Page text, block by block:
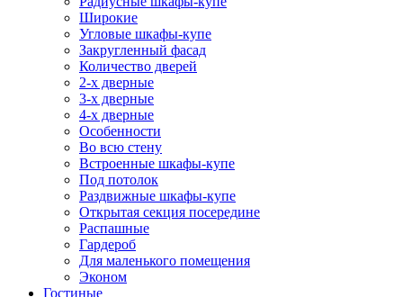
Широкие
Угловые шкафы-купе
Закругленный фасад
Количество дверей
2-х дверные
3-х дверные
4-х дверные
Особенности
Во всю стену
Встроенные шкафы-купе
Под потолок
Раздвижные шкафы-купе
Открытая секция посередине
Распашные
Гардероб
Для маленького помещения
Эконом
Гостиные